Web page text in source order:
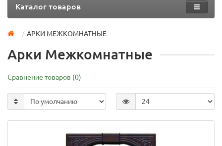
Каталог товаров
АРКИ МЕЖКОМНАТНЫЕ
Арки Межкомнатные
Сравнение товаров (0)